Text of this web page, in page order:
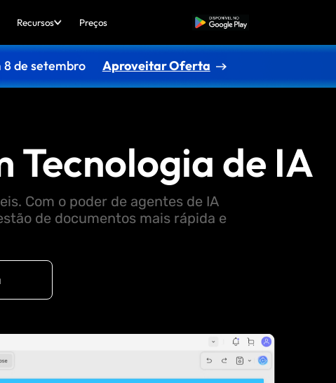
Recursos Preços Baixar Grátis
8 de setembro Aproveitar Oferta
Tecnologia de IA
Com o poder de agentes de IA
de documentos mais rápida e